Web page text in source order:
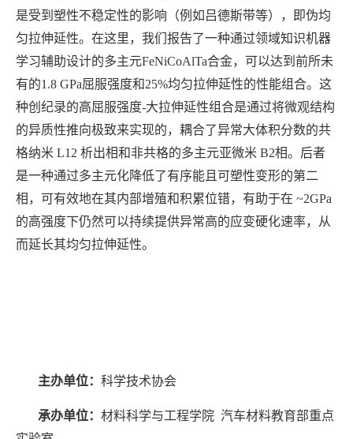
是受到塑性不稳定性的影响（例如吕德斯带等），即伪均
匀拉伸延性。在这里，我们报告了一种通过领域知识机器
学习辅助设计的多主元FeNiCoAlTa合金，可以达到前所未
有的1.8 GPa屈服强度和25%均匀拉伸延性的性能组合。这
种创纪录的高屈服强度-大拉伸延性组合是通过将微观结构
的异质性推向极致来实现的，耦合了异常大体积分数的共
格纳米 L12 析出相和非共格的多主元亚微米 B2相。后者
是一种通过多主元化降低了有序能且可塑性变形的第二
相，可有效地在其内部增殖和积累位错，有助于在 ~2GPa
的高强度下仍然可以持续提供异常高的应变硬化速率，从
而延长其均匀拉伸延性。
主办单位： 科学技术协会
承办单位： 材料科学与工程学院 汽车材料教育部重点